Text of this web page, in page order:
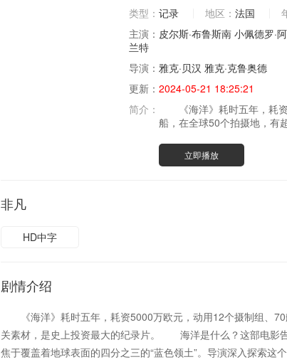
类型： 记录 地区： 法国
主演： 皮尔斯·布鲁斯南 小佩德罗·
兰特
导演： 雅克·贝汉 雅克·克鲁奥德
更新： 2024-05-21 18:25:21
简介：
《海洋》耗时五年，耗资
船，在全球50个拍摄地，有
立即播放
非凡
HD中字
剧情介绍
《海洋》耗时五年，耗资5000万欧元，动用12个摄制组、70
关素材，是史上投资最大的纪录片。 海洋是什么？这部电影
焦于覆盖着地球表面的四分之三的“蓝色领土”。导演深入探索